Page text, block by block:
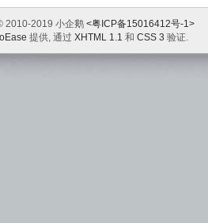
2010-2019 小企鹅 <粤ICP备15016412号-1>
提供, 通过 XHTML 1.1 和 CSS 3 验证.